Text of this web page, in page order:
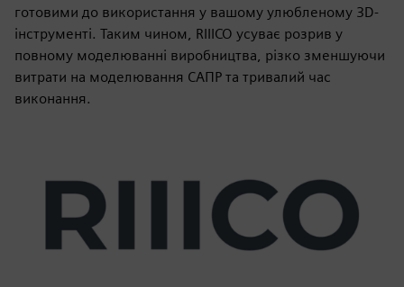
готовими до використання у вашому улюбленому 3D-
інструменті. Таким чином, RIIICO усуває розрив у
повному моделюванні виробництва, різко зменшуючи
витрати на моделювання САПР та тривалий час
виконання.